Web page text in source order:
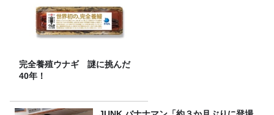
完全養殖ウナギ 謎に挑んだ
40年！